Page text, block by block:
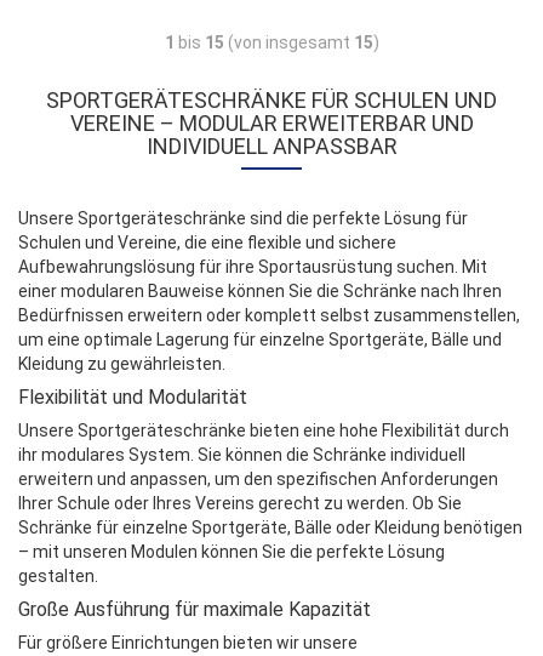
1 bis 15 (von insgesamt 15)
SPORTGERÄTESCHRÄNKE FÜR SCHULEN UND
VEREINE – MODULAR ERWEITERBAR UND
INDIVIDUELL ANPASSBAR
Unsere Sportgeräteschränke sind die perfekte Lösung für
Schulen und Vereine, die eine flexible und sichere
Aufbewahrungslösung für ihre Sportausrüstung suchen. Mit
einer modularen Bauweise können Sie die Schränke nach Ihren
Bedürfnissen erweitern oder komplett selbst zusammenstellen,
um eine optimale Lagerung für einzelne Sportgeräte, Bälle und
Kleidung zu gewährleisten.
Flexibilität und Modularität
Unsere Sportgeräteschränke bieten eine hohe Flexibilität durch
ihr modulares System. Sie können die Schränke individuell
erweitern und anpassen, um den spezifischen Anforderungen
Ihrer Schule oder Ihres Vereins gerecht zu werden. Ob Sie
Schränke für einzelne Sportgeräte, Bälle oder Kleidung benötigen
– mit unseren Modulen können Sie die perfekte Lösung
gestalten.
Große Ausführung für maximale Kapazität
Für größere Einrichtungen bieten wir unsere